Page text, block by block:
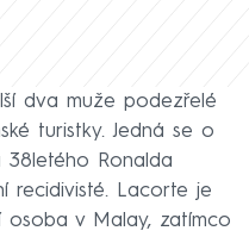
dva muže podezřelé
turistky. Jedná se o
Ronalda
recidivisté. Lacorte je
osoba v Malay, zatímco